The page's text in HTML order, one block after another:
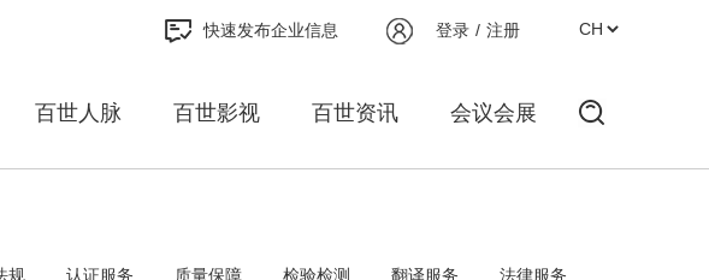
登录 / 注册
快速发布企业信息
百世人脉 百世影视 百世资讯 会议会展
规 认证服务 质量保障 检验检测 翻译服务 法律服务